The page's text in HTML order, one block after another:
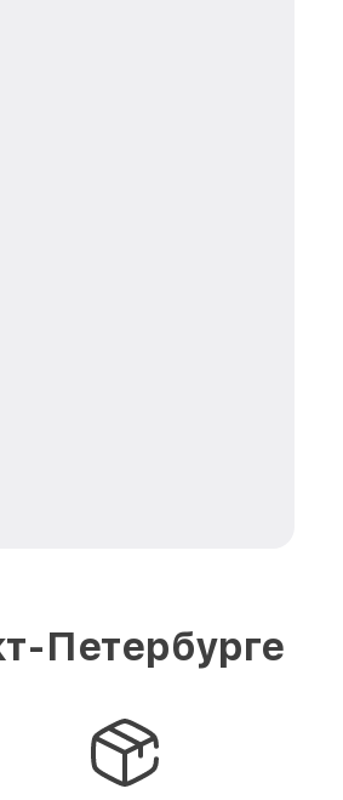
Петербурге